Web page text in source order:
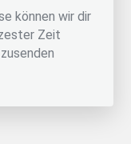
können wir dir
Zeit